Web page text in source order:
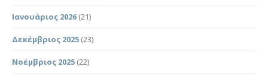
Ιανουάριος 2026 (21)
Δεκέμβριος 2025 (23)
Νοέμβριος 2025 (22)